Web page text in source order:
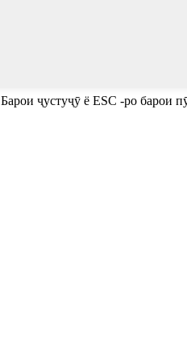
Барои ҷустуҷӯ ё ESC -ро барои